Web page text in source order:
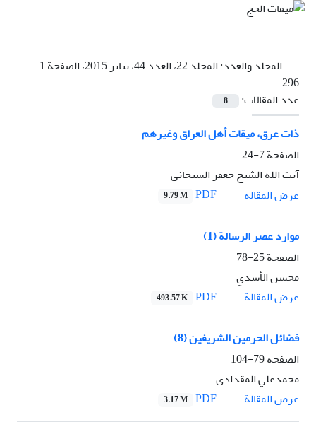
المجلد والعدد:
المجلد 22، العدد 44، يناير 2015، الصفحة 1-
296
عدد المقالات:
8
ذات عرق، ميقات أهل العراق وغيرهم
الصفحة7-24
آيت الله الشيخ جعفر السبحاني
عرض المقالة
9.79 M
موارد عصر الرسالة (1)
الصفحة25-78
محسن الأسدي
عرض المقالة
493.57 K
فضائل الحرمين الشريفين (8)
الصفحة79-104
محمدعلي المقدادي
عرض المقالة
3.17 M